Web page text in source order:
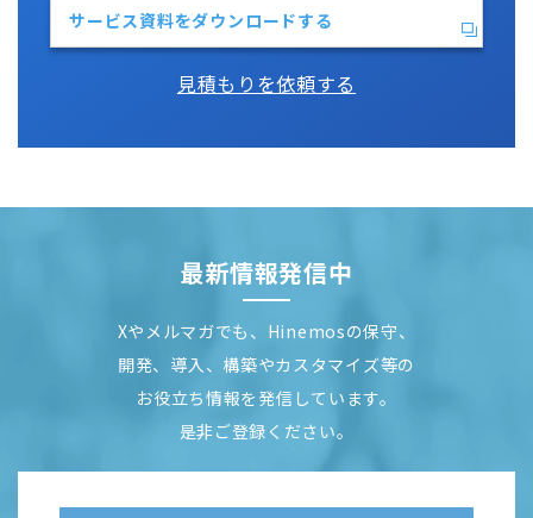
サービス資料をダウンロードする
見積もりを依頼する
最新情報発信中
Xやメルマガでも、Hinemosの保守、
開発、導入、構築やカスタマイズ等の
お役立ち情報を発信しています。
是非ご登録ください。